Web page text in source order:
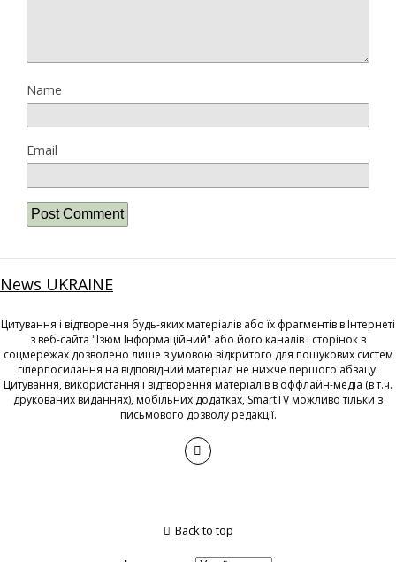
Name
Email
News UKRAINE
Цитування і відтворення будь-яких матеріалів або їх фрагментів в Інтернеті
з веб-сайта "Ізюм Інформаційний" або його каналів і сторінок в
соцмережах дозволено лише з умовою відкритого для пошукових систем
гіперпосилання на відповідний матеріал не нижче першого абзацу.
Цитування, використання і відтворення матеріалів в оффлайн-медіа (в т.ч.
друкованих виданнях), мобільних додатках, SmartTV можливо тільки з
письмового дозволу редакції.
Back to top